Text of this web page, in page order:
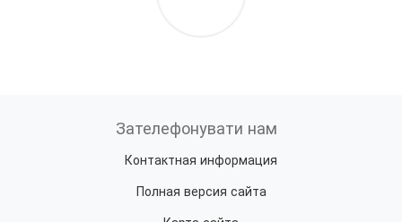
Зателефонувати нам
Контактная информация
Полная версия сайта